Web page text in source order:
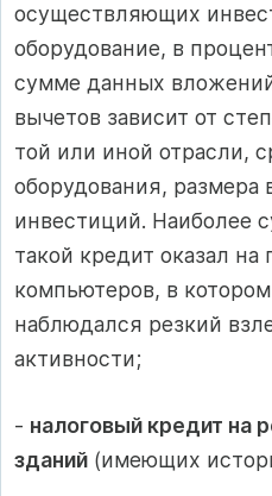
осуществляющих
оборудование, в
сумме данных
вычетов зависит от
той или иной отрасли,
оборудования, размера
инвестиций. Наиболее
такой кредит оказал на
компьютеров, в
наблюдался резкий
активности;
- налоговый кредит на
зданий (имеющих